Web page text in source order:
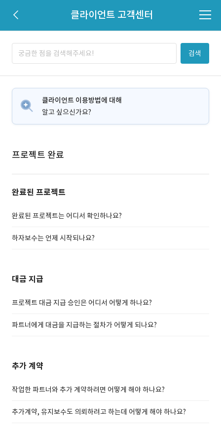
클라이언트 고객센터
검색
클라이언트 이용방법에 대해
알고 싶으신가요?
프로젝트 완료
완료된 프로젝트
완료된 프로젝트는 어디서 확인하나요?
하자보수는 언제 시작되나요?
대금 지급
프로젝트 대금 지급 승인은 어디서 어떻게 하나요?
파트너에게 대금을 지급하는 절차가 어떻게 되나요?
추가 계약
작업한 파트너와 추가 계약하려면 어떻게 해야 하나요?
추가계약, 유지보수도 의뢰하려고 하는데 어떻게 해야 하나요?